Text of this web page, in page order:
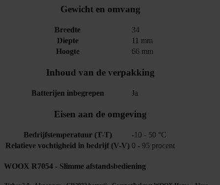
Gewicht en omvang
Breedte
34
Diepte
11 mm
Hoogte
66 mm
Inhoud van de verpakking
Batterijen inbegrepen Ja
Eisen aan de omgeving
Bedrijfstemperatuur (T-T)
-10 - 50 °C
Relatieve vochtigheid in bedrijf (V-V) 0 - 95 procent
WOOX R7054 - Slimme afstandsbediening